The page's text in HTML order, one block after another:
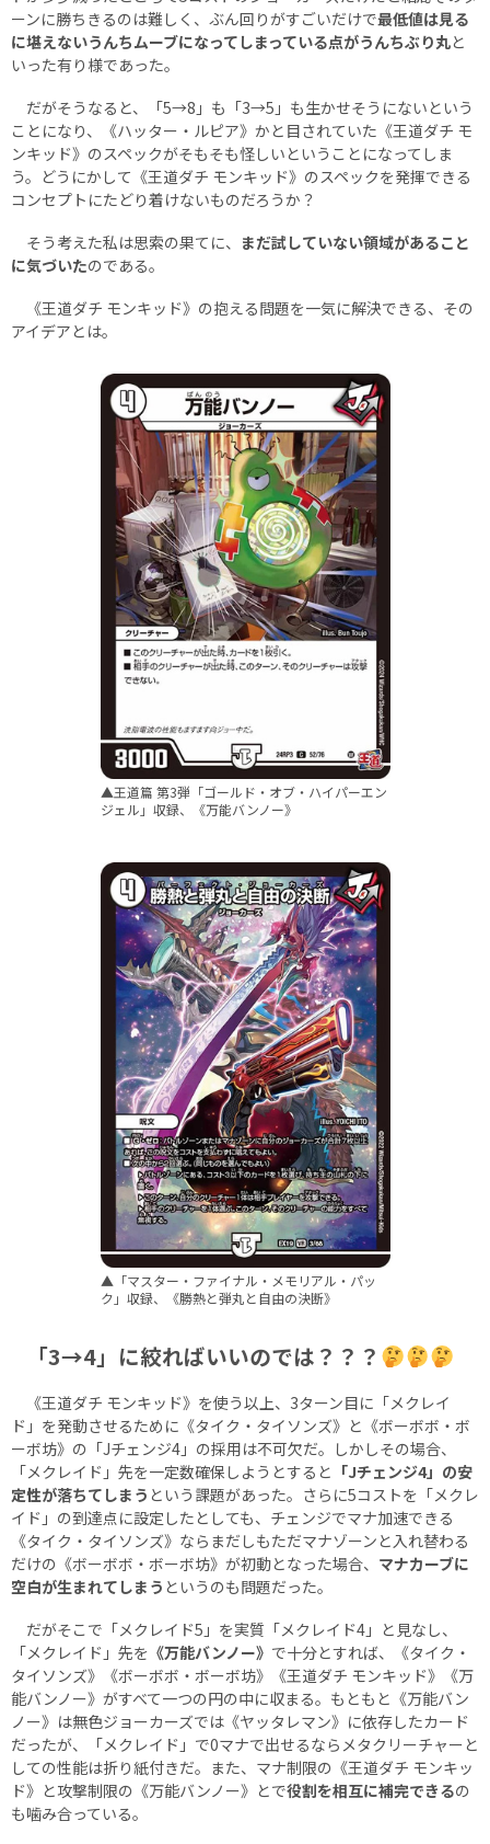
ーンに勝ちきるのは難しく、ぶん回りがすごいだけで最低値は見る
に堪えないうんちムーブになってしまっている点がうんちぶり丸と
いった有り様であった。
だがそうなると、「5→8」も「3→5」も生かせそうにないという
ことになり、《ハッター・ルピア》かと目されていた《王道ダチ モ
ンキッド》のスペックがそもそも怪しいということになってしま
う。どうにかして《王道ダチ モンキッド》のスペックを発揮できる
コンセプトにたどり着けないものだろうか？
そう考えた私は思索の果てに、 まだ試していない領域があること
に気づいたのである。
《王道ダチ モンキッド》の抱える問題を一気に解決できる、その
アイデアとは。
▲王道篇 第3弾「ゴールド・オブ・ハイパーエン
ジェル」収録、《万能バンノー》
▲「マスター・ファイナル・メモリアル・パッ
ク」収録、《勝熱と弾丸と自由の決断》
「3→4」に絞ればいいのでは？？？
《王道ダチ モンキッド》を使う以上、3ターン目に「メクレイ
ド」を発動させるために《タイク・タイソンズ》と《ボーボボ・ボ
ーボ坊》の「Jチェンジ4」の採用は不可欠だ。しかしその場合、
「メクレイド」先を一定数確保しようとすると 「Jチェンジ4」の安
定性が落ちてしまう という課題があった。さらに5コストを「メクレ
イド」の到達点に設定したとしても、チェンジでマナ加速できる
《タイク・タイソンズ》ならまだしもただマナゾーンと入れ替わる
だけの《ボーボボ・ボーボ坊》が初動となった場合、 マナカーブに
空白が生まれてしまう というのも問題だった。
だがそこで「メクレイド5」を実質「メクレイド4」と見なし、
「メクレイド」先を 《万能バンノー》 で十分とすれば、《タイク・
タイソンズ》《ボーボボ・ボーボ坊》《王道ダチ モンキッド》《万
能バンノー》がすべて一つの円の中に収まる。もともと《万能バン
ノー》は無色ジョーカーズでは《ヤッタレマン》に依存したカード
だったが、「メクレイド」で0マナで出せるならメタクリーチャーと
しての性能は折り紙付きだ。また、マナ制限の《王道ダチ モンキッ
ド》と攻撃制限の《万能バンノー》とで役割を相互に補完できるの
も噛み合っている。